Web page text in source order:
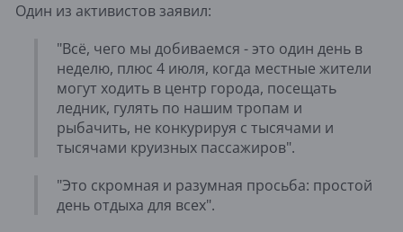
Один из активистов заявил:
"Всё, чего мы добиваемся - это один день в
неделю, плюс 4 июля, когда местные жители
могут ходить в центр города, посещать
ледник, гулять по нашим тропам и
рыбачить, не конкурируя с тысячами и
тысячами круизных пассажиров".
"Это скромная и разумная просьба: простой
день отдыха для всех".